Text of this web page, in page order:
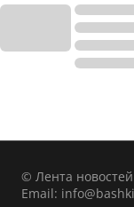
© Лента
Email: